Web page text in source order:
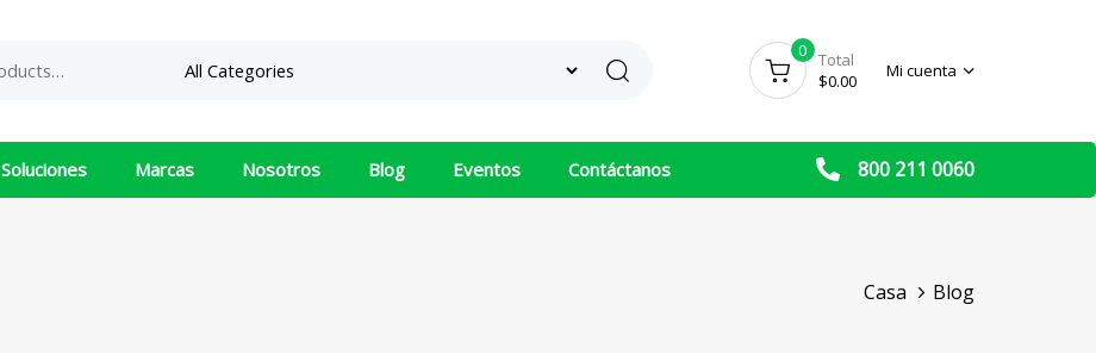
Search
$0.00
Total
0
Mi cuenta
Soluciones Marcas Nosotros Blog Eventos Contáctanos 800 211 0060
Casa Blog